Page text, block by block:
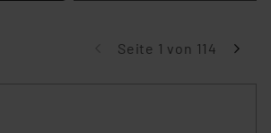
Seite 1 von 114